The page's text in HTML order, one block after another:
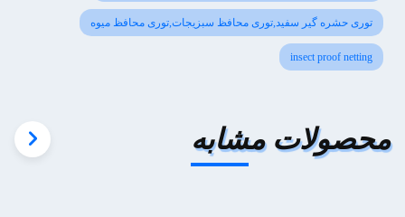
توری حشره گیر سفید,توری محافظ سبزیجات,توری محافظ میوه
insect proof netting
محصولات مشابه